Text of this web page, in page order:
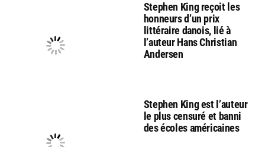
Stephen King reçoit les
honneurs d’un prix
littéraire danois, lié à
l’auteur Hans Christian
Andersen
Stephen King est l’auteur
le plus censuré et banni
des écoles américaines